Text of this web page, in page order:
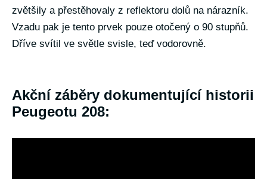
zvětšily a přestěhovaly z reflektoru dolů na nárazník.
Vzadu pak je tento prvek pouze otočený o 90 stupňů.
Dříve svítil ve světle svisle, teď vodorovně.
Akční záběry dokumentující historii
Peugeotu 208: